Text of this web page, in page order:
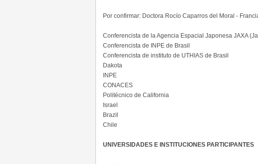
Por confirmar: Doctora Rocío Caparros del Moral -
Conferencista de la Agencia Espacial Japonesa JAXA
Conferencista de INPE de Brasil
Conferencista de instituto de UTHIAS de Brasil
Dakota
INPE
CONACES
Politécnico de California
Israel
Brazil
Chile
UNIVERSIDADES E INSTITUCIONES PARTICIPANTES